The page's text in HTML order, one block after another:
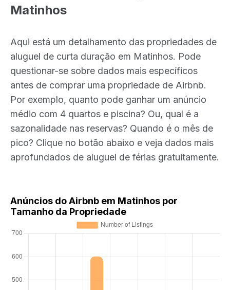
Matinhos
Aqui está um detalhamento das propriedades de
aluguel de curta duração em Matinhos. Pode
questionar-se sobre dados mais específicos
antes de comprar uma propriedade de Airbnb.
Por exemplo, quanto pode ganhar um anúncio
médio com 4 quartos e piscina? Ou, qual é a
sazonalidade nas reservas? Quando é o mês de
pico? Clique no botão abaixo e veja dados mais
aprofundados de aluguel de férias gratuitamente.
Anúncios do Airbnb em Matinhos por
Tamanho da Propriedade